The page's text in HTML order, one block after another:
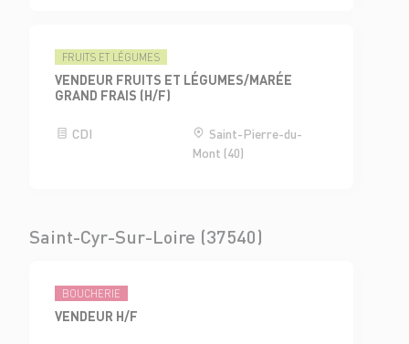
FRUITS ET LÉGUMES
VENDEUR FRUITS ET LÉGUMES/MARÉE
GRAND FRAIS (H/F)
CDI
Saint-Pierre-du-
Mont (40)
Saint-Cyr-Sur-Loire (37540)
BOUCHERIE
VENDEUR H/F